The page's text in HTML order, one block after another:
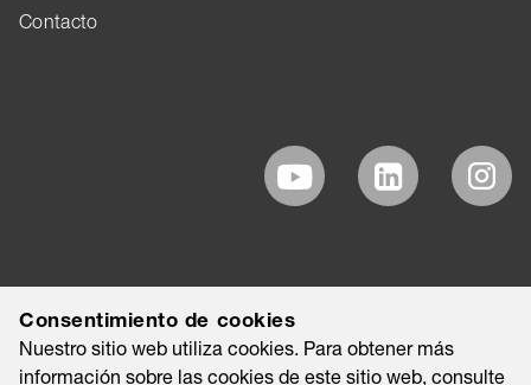
Contacto
Consentimiento de cookies
Nuestro sitio web utiliza cookies. Para obtener más
información sobre las cookies de este sitio web, consulte